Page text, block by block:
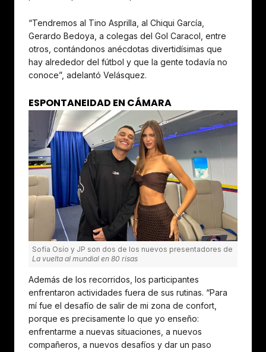
“Tendremos al Tino Asprilla, al Chiqui García,
Gerardo Bedoya, a colegas del Gol Caracol, entre
otros, contándonos anécdotas divertidísimas que
hay alrededor del fútbol y que la gente todavía no
conoce”, adelantó Velásquez.
ESPONTANEIDAD EN CÁMARA
Sofía Osío y JP son dos de los nuevos presentadores de
La vuelta al mundial en 80 risas
Además de los recorridos, los participantes
enfrentaron actividades fuera de sus rutinas. “Para
mí fue el desafío de salir de mi zona de confort,
porque es precisamente lo que yo enseño:
enfrentarme a nuevas situaciones, a nuevos
compañeros, a nuevos desafíos y dar un paso